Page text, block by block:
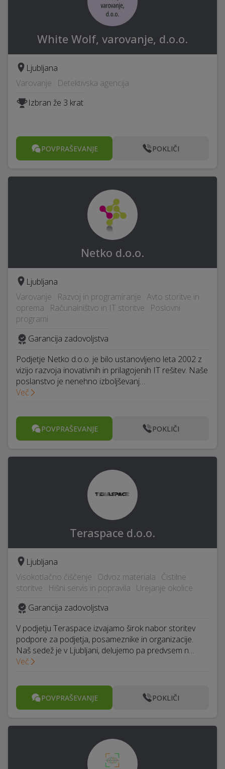
White Wolf, varovanje, d.o.o.
Ljubljana
Varovanje · Detektivska agencija
Izbran že 3 krat
POVPRAŠEVANJE POKLIČI
Netko d.o.o.
Ljubljana
Varovanje · Razvoj in programiranje · Avto storitve in
oprema · Računalništvo in IT storitve · Poslovni
programi
Garancija zadovoljstva
Podjetje Netko d.o.o. je bilo ustanovljeno leta 2002 z
vizijo razvoja inovativnih in prilagojenih IT rešitev. Naše
poslanstvo je nenehno izboljševanj…
Več
POVPRAŠEVANJE POKLIČI
Teraspace d.o.o.
Ljubljana
Visokotlačno čiščenje · Odvoz materiala · Čistilne
storitve · Hišni servis in popravila · Urejanje okolice
Garancija zadovoljstva
V podjetju Teraspace izvajamo širok nabor storitev
podpore za podjetja, posameznike in organizacije.
Naš sedež je v Ljubljani, delujemo pa predvsem n…
Več
POVPRAŠEVANJE POKLIČI